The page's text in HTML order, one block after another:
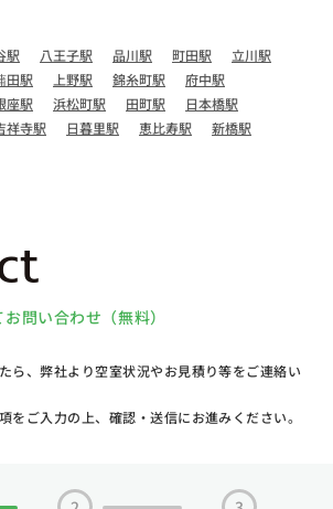
駅 八王子駅 品川駅 町田駅
立川駅
田駅 上野駅 錦糸町駅
府中駅
座駅 浜松町駅 田町駅
日本橋駅
祥寺駅 日暮里駅 恵比寿駅
新橋駅
問い合わせ（無料）
ら、弊社より空室状況やお見積り等をご連絡い
をご入力の上、確認・送信にお進みください。